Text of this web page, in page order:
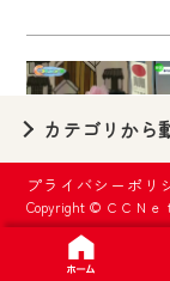
カテゴリから
プライバシーポリ
Copyright © ＣＣＮｅ
いたします
要となりま
※MyIDとは
各種サービ
IDはお客
で設定でき